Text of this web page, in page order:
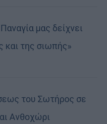
μας δείχνει
και της σιωπής»
του Σωτήρος σε
Ανθοχώρι